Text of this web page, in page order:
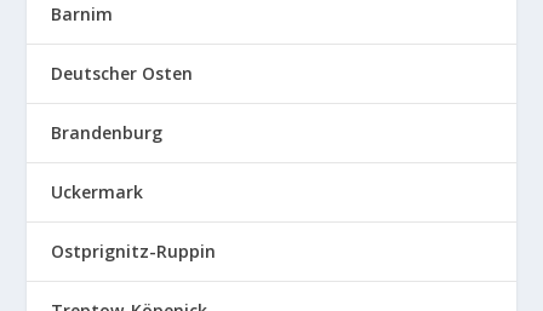
Barnim
Deutscher Osten
Brandenburg
Uckermark
Ostprignitz-Ruppin